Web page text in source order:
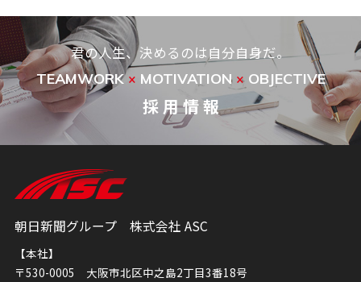
君の人生、決めるのは自分自身だ。
TEAMWORK× MOTIVATION ×OBJECTIVE
採 用 情 報
朝日新聞グループ 株式会社 ASC
【本社】
〒530-0005 大阪市北区中之島2丁目3番18号